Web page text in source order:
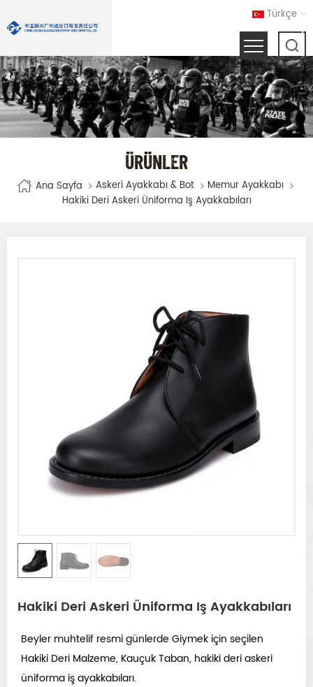
Türkçe
ÜRÜNLER
Ana Sayfa Askeri Ayakkabı & Bot
Memur Ayakkabı
Hakiki Deri Askeri Üniforma Iş Ayakkabıları
Hakiki Deri Askeri Üniforma Iş Ayakkabıları
Beyler muhtelif resmi günlerde Giymek için seçilen
Hakiki Deri Malzeme, Kauçuk Taban, hakiki deri askeri
üniforma iş ayakkabıları.